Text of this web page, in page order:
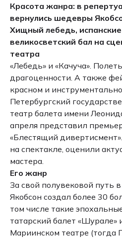
Красота жанра: в
вернулись шедевры
Хищный лебедь, испанские
великосветский бал на
театра
«Лебедь» и «Качуча».
драгоценности. А также
красном и
Петербургский
театр балета имени
апреля представил
«Блестящий
на спектакле, оценили
мастера.
Его жанр
За свой полувековой путь
Якобсон создал более 30
том числе такие
татарский балет «Шурале»
Мариинском театре (тогда